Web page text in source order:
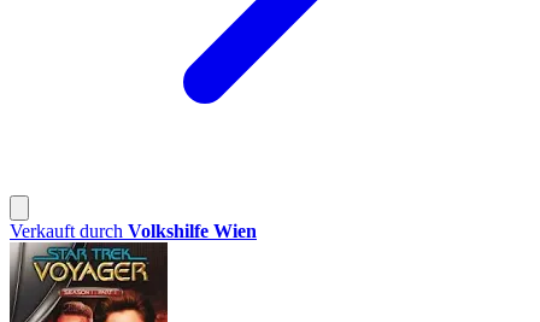
Verkauft durch Volkshilfe Wien